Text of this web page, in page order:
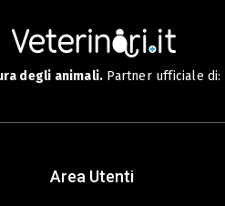
degli animali. Partner ufficiale di:
Area Utenti